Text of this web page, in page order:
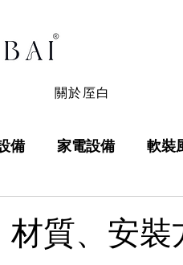
關於厔白
備 家電設備 軟裝
質、安裝